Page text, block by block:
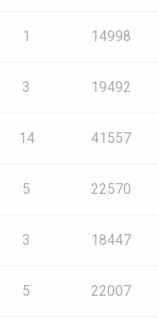
1 14998
3 19492
14 41557
5 22570
3 18447
5 22007